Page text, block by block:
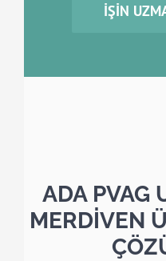
İŞIN
ADA PVAG
MERDİVEN